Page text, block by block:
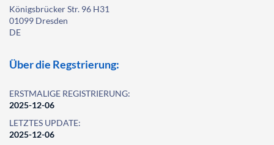
Königsbrücker Str. 96 H31
01099 Dresden
DE
Über die Regstrierung:
ERSTMALIGE REGISTRIERUNG:
2025-12-06
LETZTES UPDATE:
2025-12-06